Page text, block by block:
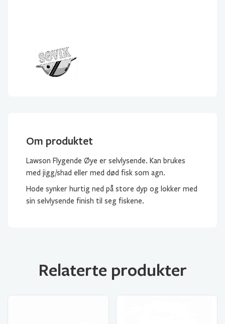
Om produktet
Lawson Flygende Øye er selvlysende. Kan brukes
med jigg/shad eller med død fisk som agn.
Hode synker hurtig ned på store dyp og lokker med
sin selvlysende finish til seg fiskene.
Relaterte produkter